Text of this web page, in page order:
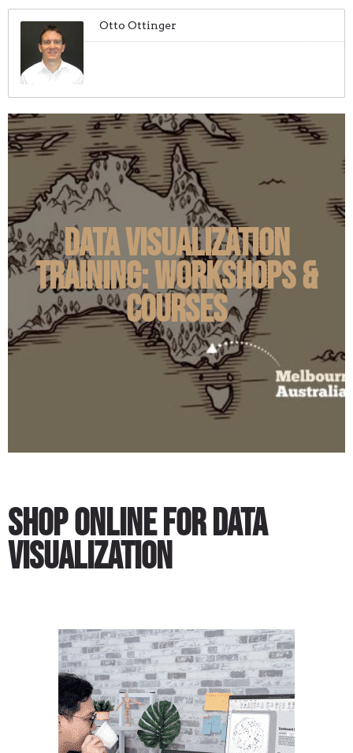
Otto Ottinger
Data Visualization
Training: Workshops &
Courses
Shop Online for Data
Visualization